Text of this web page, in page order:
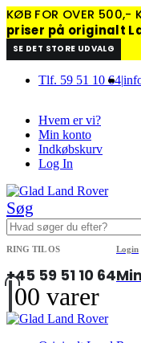
KØB FOR OVER 500,-
priser på originalt
SE DET STORE UDVALG
Tlf. 59 51 10 64|
Hvem er vi?
Min konto
Indkøbskurv
Log In
Søg
RING TIL OS
+45 59 51 10 64
Login
00 varer